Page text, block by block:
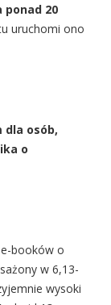
ponad 20
uruchomi ono
dla osób,
o
booków o
w 6,13-
wysoki